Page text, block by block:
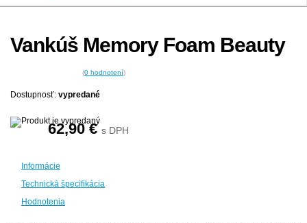
Vankúš Memory Foam Beauty
(0 hodnotení)
Dostupnosť: vypredané
62,90€ s DPH
Informácie
Technická špecifikácia
Hodnotenia